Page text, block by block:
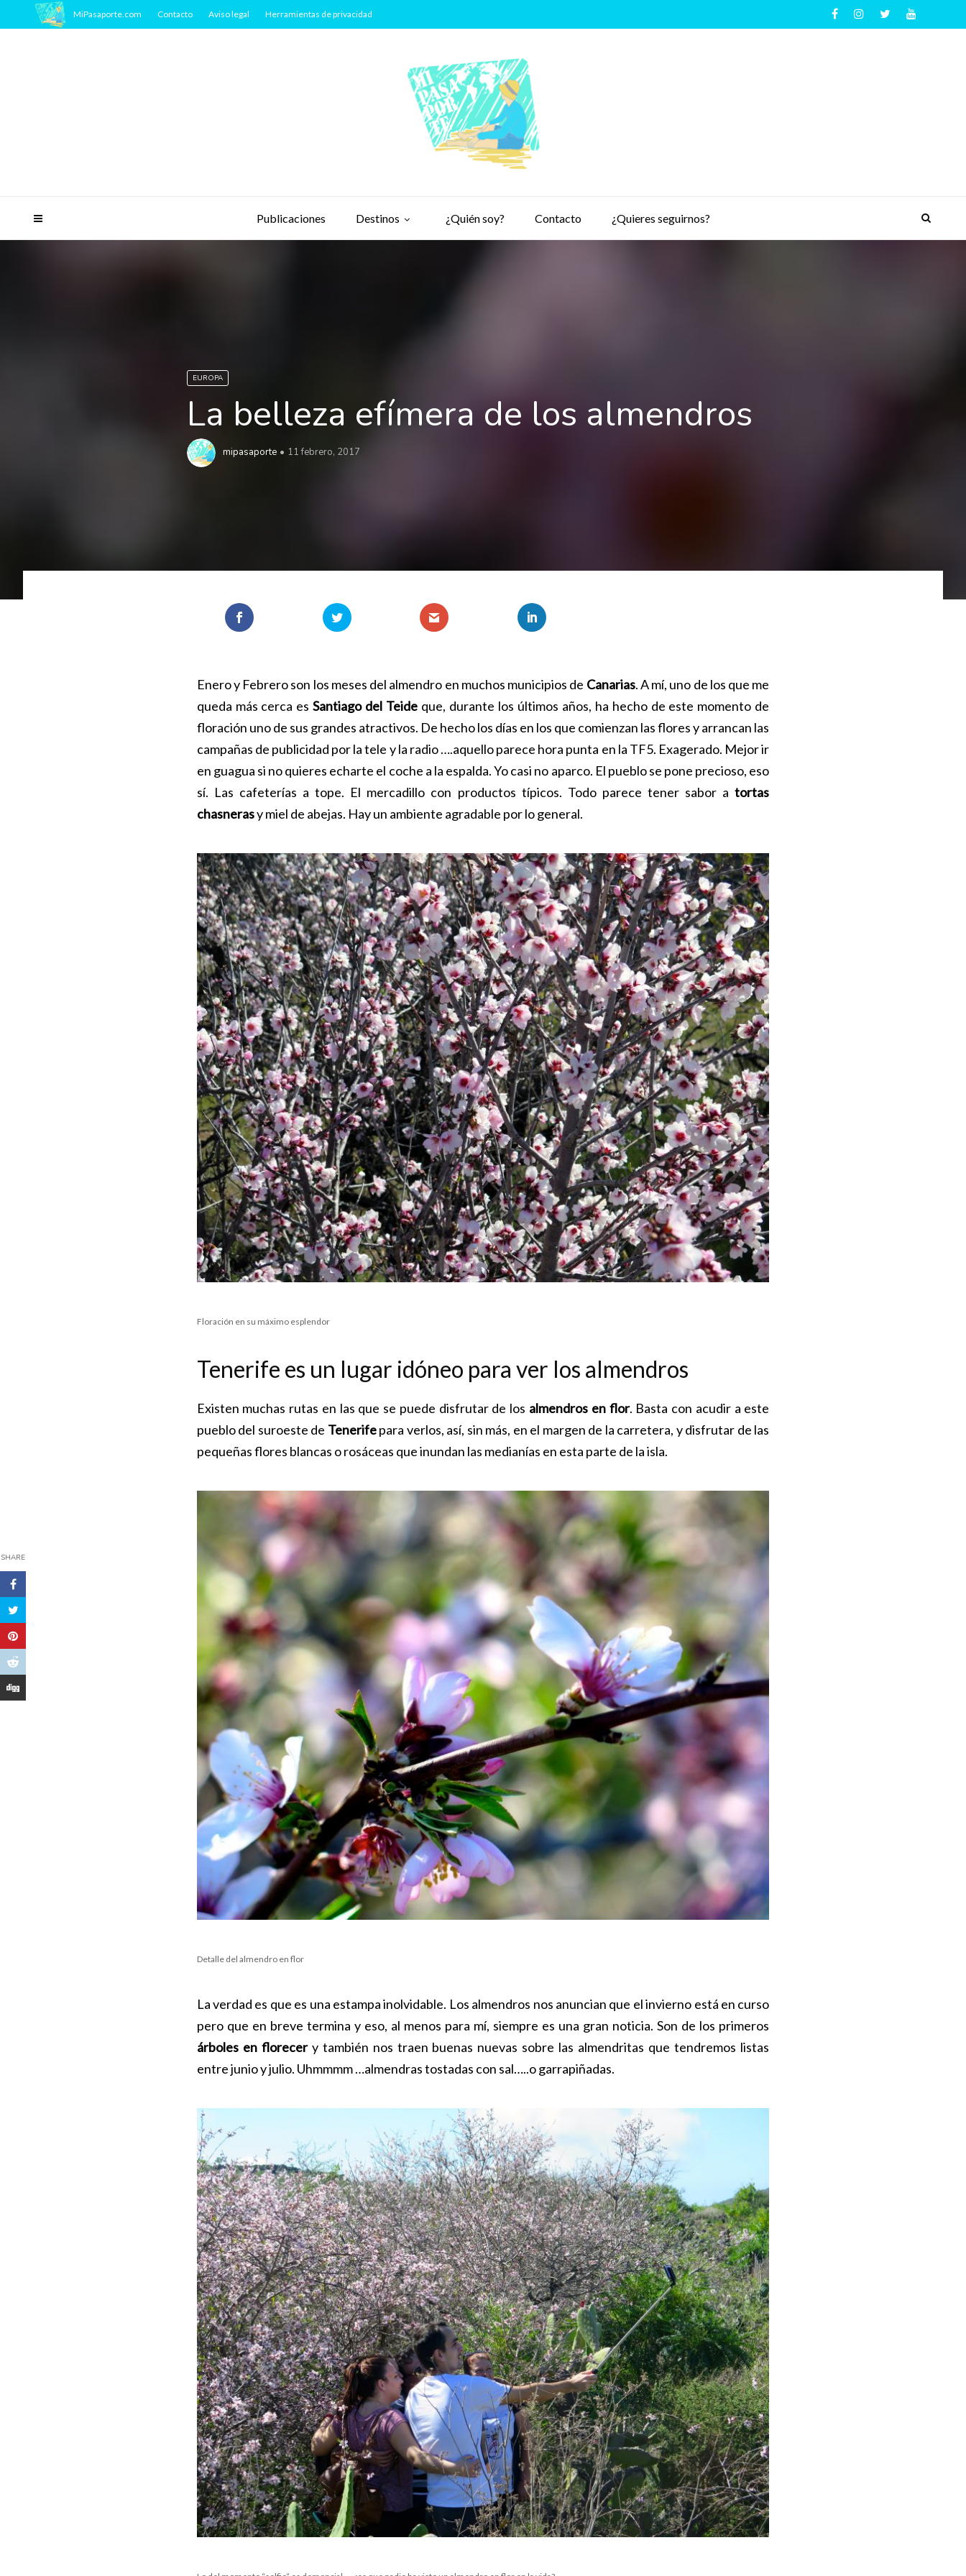
Publicaciones Destinos ¿Quién soy? Contacto ¿Quieres seguirnos?
MiPasaporte.com Contacto Aviso legal Herramientas de privacidad
EUROPA
La belleza efímera de los almendros
mipasaporte 11 febrero, 2017
SHARE
Enero y Febrero son los meses del almendro en muchos municipios de Canarias. A mí, uno de los que me
queda más cerca esSantiago del Teide que, durante los últimos años, ha hecho de este momento de
floración uno de sus grandes atractivos. De hecho los días en los que comienzan las flores y arrancan las
campañas de publicidad por la tele y la radio ….aquello parece hora punta en la TF5. Exagerado. Mejor ir
en guagua si no quieres echarte el coche a la espalda. Yo casi no aparco. El pueblo se pone precioso, eso
sí. Las cafeterías a tope. El mercadillo con productos típicos. Todo parece tener sabor atortas
chasnerasy miel de abejas. Hay un ambiente agradable por lo general.
Floración en su máximo esplendor
Tenerife es un lugar idóneo para ver los almendros
Existen muchas rutas en las que se puede disfrutar de los almendros en flor. Basta con acudir a este
pueblo del suroeste de Tenerifepara verlos, así, sin más, en el margen de la carretera, y disfrutar de las
pequeñas flores blancas o rosáceas que inundan las medianías en esta parte de la isla.
Detalle del almendro en flor
La verdad es que es una estampa inolvidable. Los almendros nos anuncian que el invierno está en curso
pero que en breve termina y eso, al menos para mí, siempre es una gran noticia. Son de los primeros
árboles en florecery también nos traen buenas nuevas sobre las almendritas que tendremos listas
entre junio y julio. Uhmmmm …almendras tostadas con sal…..o garrapiñadas.